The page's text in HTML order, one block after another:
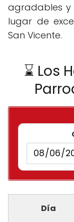
agradables y
lugar de
San Vicente.
⌛ Los
Día